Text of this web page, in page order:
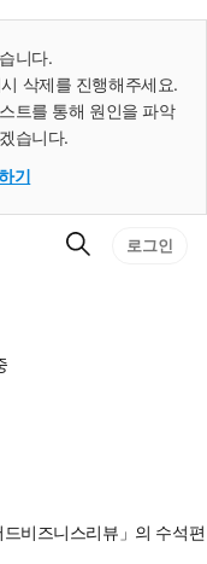
니다.
삭제를 진행해주세요.
트를 통해 원인을 파악
습니다.
기
검
로그인
비즈니스리뷰」의 수석편